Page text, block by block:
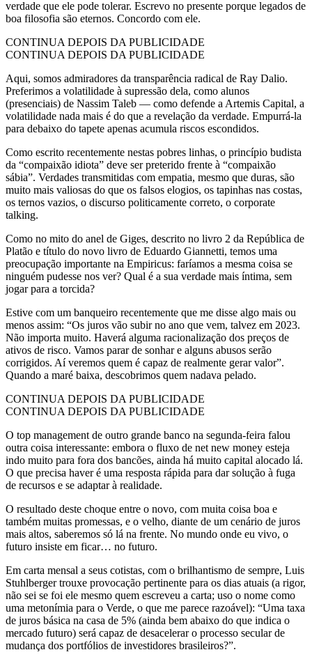
verdade que ele pode tolerar. Escrevo no presente porque legados de
boa filosofia são eternos. Concordo com ele.
CONTINUA DEPOIS DA PUBLICIDADE
CONTINUA DEPOIS DA PUBLICIDADE
Aqui, somos admiradores da transparência radical de Ray Dalio.
Preferimos a volatilidade à supressão dela, como alunos
(presenciais) de Nassim Taleb — como defende a Artemis Capital, a
volatilidade nada mais é do que a revelação da verdade. Empurrá-la
para debaixo do tapete apenas acumula riscos escondidos.
Como escrito recentemente nestas pobres linhas, o princípio budista
da “compaixão idiota” deve ser preterido frente à “compaixão
sábia”. Verdades transmitidas com empatia, mesmo que duras, são
muito mais valiosas do que os falsos elogios, os tapinhas nas costas,
os ternos vazios, o discurso politicamente correto, o corporate
talking.
Como no mito do anel de Giges, descrito no livro 2 da República de
Platão e título do novo livro de Eduardo Giannetti, temos uma
preocupação importante na Empiricus: faríamos a mesma coisa se
ninguém pudesse nos ver? Qual é a sua verdade mais íntima, sem
jogar para a torcida?
Estive com um banqueiro recentemente que me disse algo mais ou
menos assim: “Os juros vão subir no ano que vem, talvez em 2023.
Não importa muito. Haverá alguma racionalização dos preços de
ativos de risco. Vamos parar de sonhar e alguns abusos serão
corrigidos. Aí veremos quem é capaz de realmente gerar valor”.
Quando a maré baixa, descobrimos quem nadava pelado.
CONTINUA DEPOIS DA PUBLICIDADE
CONTINUA DEPOIS DA PUBLICIDADE
O top management de outro grande banco na segunda-feira falou
outra coisa interessante: embora o fluxo de net new money esteja
indo muito para fora dos bancões, ainda há muito capital alocado lá.
O que precisa haver é uma resposta rápida para dar solução à fuga
de recursos e se adaptar à realidade.
O resultado deste choque entre o novo, com muita coisa boa e
também muitas promessas, e o velho, diante de um cenário de juros
mais altos, saberemos só lá na frente. No mundo onde eu vivo, o
futuro insiste em ficar… no futuro.
Em carta mensal a seus cotistas, com o brilhantismo de sempre, Luis
Stuhlberger trouxe provocação pertinente para os dias atuais (a rigor,
não sei se foi ele mesmo quem escreveu a carta; uso o nome como
uma metonímia para o Verde, o que me parece razoável): “Uma taxa
de juros básica na casa de 5% (ainda bem abaixo do que indica o
mercado futuro) será capaz de desacelerar o processo secular de
mudança dos portfólios de investidores brasileiros?”.